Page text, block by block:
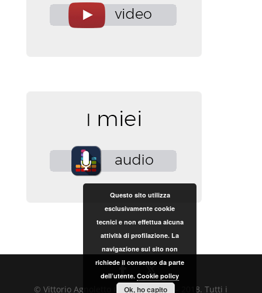
© Vittorio Agnoletto Copyright 2017 – 2018. Tutti i
Questo sito utilizza
esclusivamente cookie
tecnici e non effettua alcuna
attività di profilazione. La
navigazione sul sito non
richiede il consenso da parte
dell’utente. Cookie policy
Ok, ho capito